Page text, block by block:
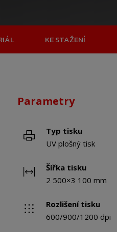
KE STAŽENÍ
Parametry
Typ tisku
UV plošný tisk
Šířka tisku
2 500×3 100 mm
Rozlišení tisku
600/900/1200 dpi